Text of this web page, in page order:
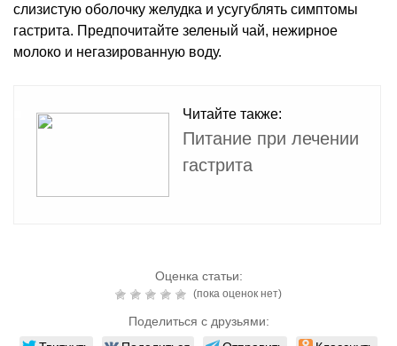
слизистую оболочку желудка и усугублять симптомы
гастрита. Предпочитайте зеленый чай, нежирное
молоко и негазированную воду.
Читайте также:
Питание при лечении
гастрита
Оценка статьи:
(пока оценок нет)
Поделиться с друзьями: